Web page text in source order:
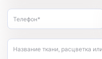
Телефон*
Название ткани, расцветка